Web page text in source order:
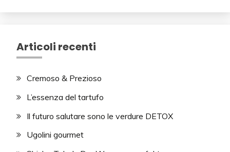
Articoli recenti
Cremoso & Prezioso
L’essenza del tartufo
Il futuro salutare sono le verdure DETOX
Ugolini gourmet